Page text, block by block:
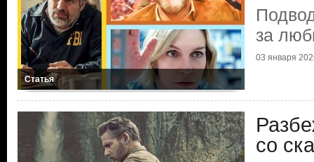
Статья
за
03 января
со